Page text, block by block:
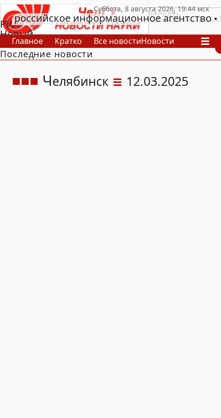
РИА
Новый
День
российское информационное агентство
Главное Кратко Все новостиНовости
В России
В мире
Последние новости
Челябинск 12.03.2025